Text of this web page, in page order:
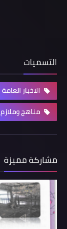
التسميات
الاخبار العامة
مناهج وملازم
مشاركة مميزة